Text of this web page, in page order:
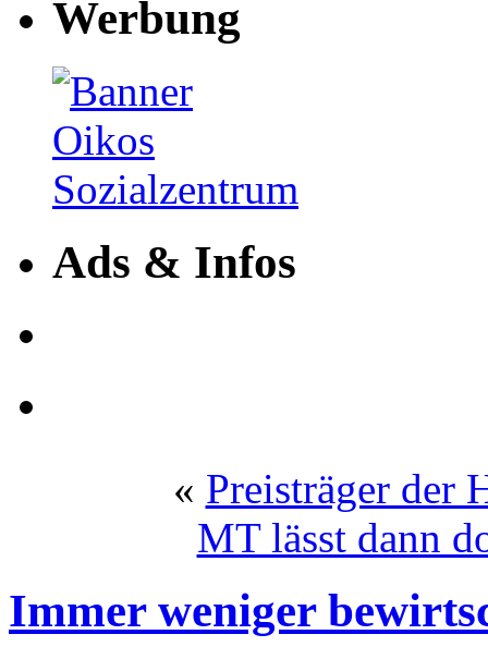
Werbung
Ads & Infos
« Preisträger der
MT lässt dann
Immer weniger